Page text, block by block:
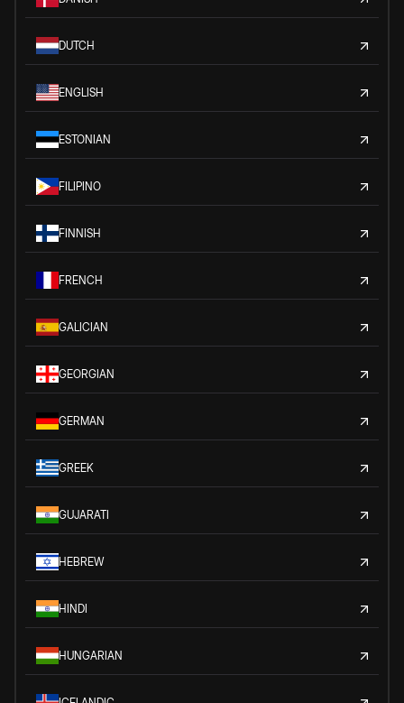
DUTCH
ENGLISH
ESTONIAN
FILIPINO
FINNISH
FRENCH
GALICIAN
GEORGIAN
GERMAN
GREEK
GUJARATI
HEBREW
HINDI
HUNGARIAN